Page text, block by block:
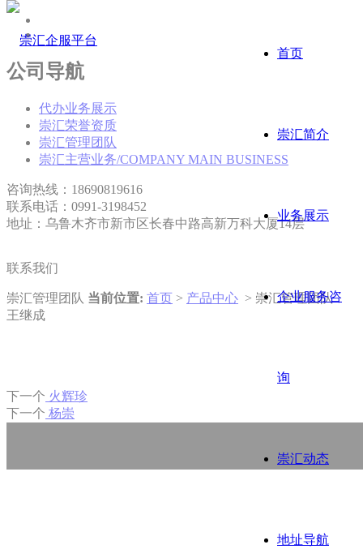
首页
崇汇简介
业务展示
企业服务咨
询
崇汇动态
地址导航
公司导航
代办业务展示
崇汇荣誉资质
崇汇管理团队
崇汇主营业务/COMPANY MAIN BUSINESS
咨询热线：18690819616
联系电话：0991-3198452
地址：乌鲁木齐市新市区长春中路高新万科大厦14层
联系我们
崇汇管理团队 当前位置: 首页 > 产品中心 > 崇汇管理团队
王继成
下一个 火辉珍
下一个 杨崇